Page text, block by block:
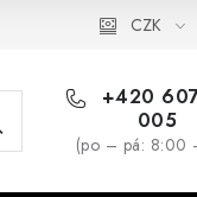
CZK
+420
005
(po – pá: 8:00